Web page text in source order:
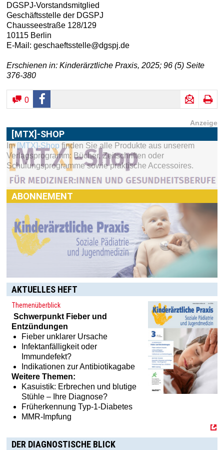
DGSPJ-Vorstandsmitglied
Geschäftsstelle der DGSPJ
Chausseestraße 128/129
10115 Berlin
E-Mail: geschaeftsstelle@dgspj.de
Erschienen in: Kinderärztliche Praxis, 2025; 96 (5) Seite
376-380
0
Anzeige
[MTX]-SHOP
Im [MTX]-Shop finden Sie alle Produkte aus unserem
Verlagsprogramm: Bücher, Zeitschriften oder
Schulungsprogramme sowie praktische Accessoires.
ABONNEMENT
Haben Sie Interesse an einem Abonnement? Dann klicken
Sie einfach hier:
[MTX]-Shop
AKTUELLES HEFT
Themenüberblick
Schwerpunkt Fieber und
Entzündungen
Fieber unklarer Ursache
Infektanfälligkeit oder
Immundefekt?
Indikationen zur Antibiotikagabe
Weitere Themen:
Kasuistik: Erbrechen und blutige
Stühle – Ihre Diagnose?
Früherkennung Typ-1-Diabetes
MMR-Impfung
DER DIAGNOSTISCHE BLICK